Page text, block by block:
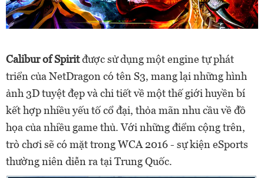
Calibur of Spiritđược sử dụng một engine tự phát
triển của NetDragon có tên S3, mang lại những hình
ảnh 3D tuyệt đẹp và chi tiết về một thế giới huyền bí
kết hợp nhiều yếu tố cổ đại, thỏa mãn nhu cầu về đồ
họa của nhiều game thủ. Với những điểm cộng trên,
trò chơi sẽ có mặt trong WCA 2016 - sự kiện eSports
thường niên diễn ra tại Trung Quốc.